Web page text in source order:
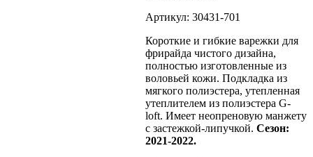
Артикул: 30431-701
Короткие и гибкие варежки для
фрирайда чистого дизайна,
полностью изготовленные из
воловьей кожи. Подкладка из
мягкого полиэстера, утепленная
утеплителем из полиэстера G-
loft. Имеет неопреновую манжету
с застежкой-липучкой. Сезон:
2021-2022.